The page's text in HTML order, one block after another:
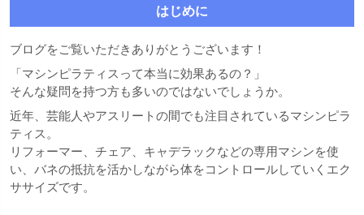
はじめに
ブログをご覧いただきありがとうございます！
「マシンピラティスって本当に効果あるの？」
そんな疑問を持つ方も多いのではないでしょうか。
近年、芸能人やアスリートの間でも注目されているマシンピラ
ティス。
リフォーマー、チェア、キャデラックなどの専用マシンを使
い、バネの抵抗を活かしながら体をコントロールしていくエク
ササイズです。